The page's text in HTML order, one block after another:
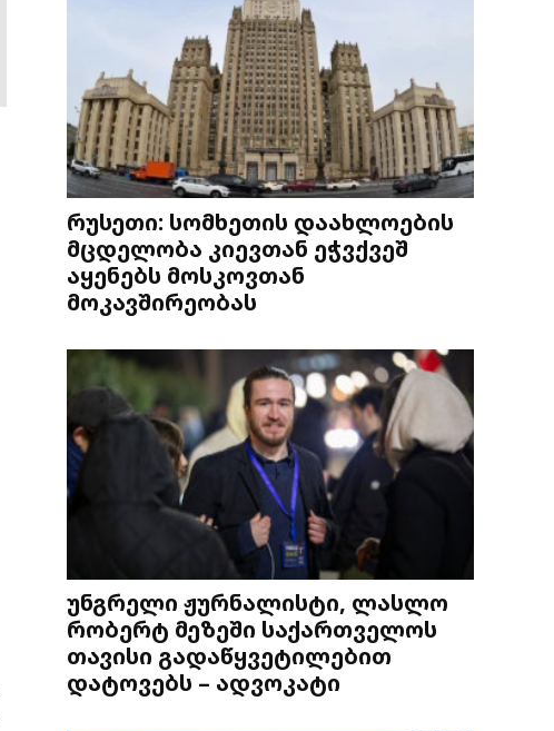
რუსეთი: სომხეთის დაახლოების
მცდელობა კიევთან ეჭვქვეშ
აყენებს მოსკოვთან
მოკავშირეობას
უნგრელი ჟურნალისტი, ლასლო
რობერტ მეზეში საქართველოს
თავისი გადაწყვეტილებით
დატოვებს – ადვოკატი